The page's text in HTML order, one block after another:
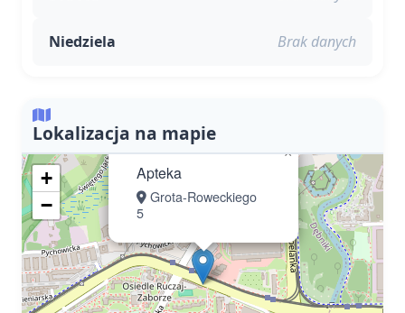
Niedziela Brak danych
Lokalizacja na mapie
Apteka
Grota-Roweckiego
5
×
+
−